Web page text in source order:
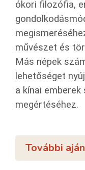
ókori filozófia,
művészet és
Más népek
lehetőséget
a kínai
megértéséhez.
További